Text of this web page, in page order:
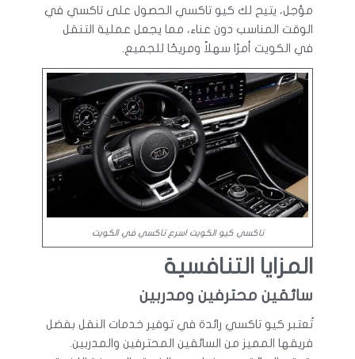
مؤجل، يتيح لك كيو تاكسي الحصول على تاكسي في
الوقت المناسب دون عناء، مما يجعل عملية التنقل
في الكويت أمرًا سهلاً ومريحًا للجميع.
تاكسي كيو الكويت اسرع تاكسي في الكويت
المزايا التنافسية
سائقين محترفين ومدربين
تُعتبر كيو تاكسي رائدة في توفير خدمات النقل بفضل
فريقها المميز من السائقين المحترفين والمدربين.